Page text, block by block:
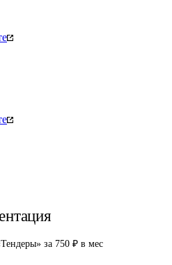
за 750 ₽ в мес